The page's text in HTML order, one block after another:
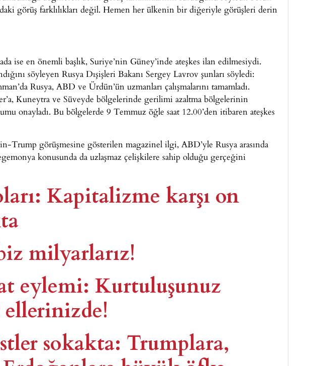
görüş farklılıkları değil. Hemen her ülkenin bir diğeriyle görüşleri derin
ise en önemli başlık, Suriye’nin Güney’inde ateşkes ilan edilmesiydi.
söyleyen Rusya Dışişleri Bakanı Sergey Lavrov şunları söyledi:
Rusya, ABD ve Ürdün’ün uzmanları çalışmalarını tamamladı.
Kuneytra ve Süveyde bölgelerinde gerilimi azaltma bölgelerinin
onayladı. Bu bölgelerde 9 Temmuz öğle saat 12.00’den itibaren ateşkes
Trump görüşmesine gösterilen magazinel ilgi, ABD’yle Rusya arasında
konusunda da uzlaşmaz çelişkilere sahip olduğu gerçeğini
Kapitalizme karşı on
milyarlarız!
eylemi: Kurtuluşunuz
sokakta: Trumplara,